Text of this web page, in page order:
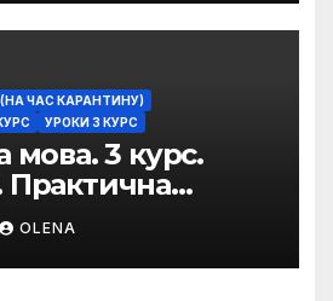
ЧАС КАРАНТИНУ)
УРОКИ 3 КУРС
мова. 3 курс.
OLENA